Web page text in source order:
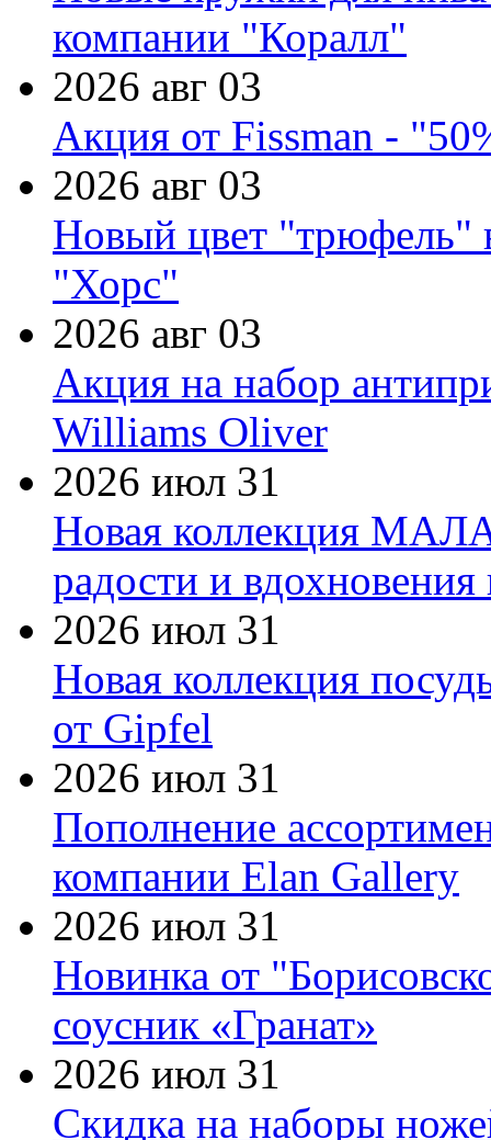
компании "Коралл"
2026 авг 03
Акция от Fissman -
2026 авг 03
Новый цвет "трюфель"
"Хорс"
2026 авг 03
Акция на набор
Williams Oliver
2026 июл 31
Новая коллекция
радости и
2026 июл 31
Новая коллекция
от Gipfel
2026 июл 31
Пополнение
компании Elan Gallery
2026 июл 31
Новинка от
соусник «Гранат»
2026 июл 31
Скидка на наборы